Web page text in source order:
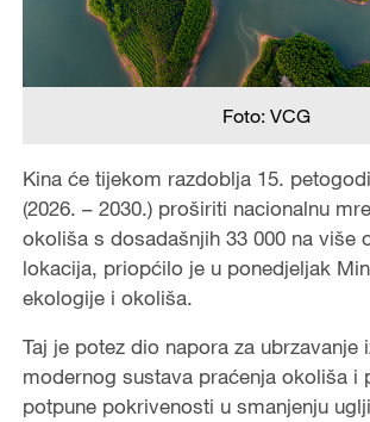
Foto: VCG
Kina će tijekom razdoblja 15.
(2026. – 2030.) proširiti nacionalnu
okoliša s dosadašnjih 33 000 na više
lokacija, priopćilo je u ponedjeljak
ekologije i okoliša.
Taj je potez dio napora za ubrzavanje
modernog sustava praćenja okoliša i
potpune pokrivenosti u smanjenju